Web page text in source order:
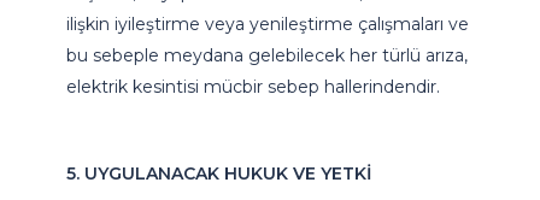
ilişkin iyileştirme veya yenileştirme çalışmaları ve
bu sebeple meydana gelebilecek her türlü arıza,
elektrik kesintisi mücbir sebep hallerindendir.
5. UYGULANACAK HUKUK VE YETKİ